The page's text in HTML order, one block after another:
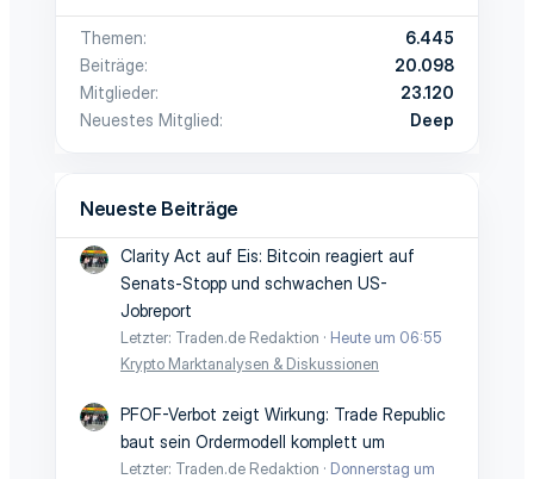
Themen
6.445
Beiträge
20.098
Mitglieder
23.120
Neuestes Mitglied
Deep
Neueste Beiträge
Clarity Act auf Eis: Bitcoin reagiert auf
Senats-Stopp und schwachen US-
Jobreport
Letzter: Traden.de Redaktion
Heute um 06:55
Krypto Marktanalysen & Diskussionen
PFOF-Verbot zeigt Wirkung: Trade Republic
baut sein Ordermodell komplett um
Letzter: Traden.de Redaktion
Donnerstag um